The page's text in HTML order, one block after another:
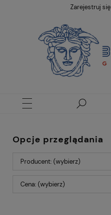
Zarejestruj się
Opcje przeglądania
Producent: (wybierz)
Cena: (wybierz)